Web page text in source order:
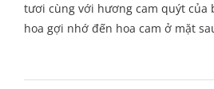
tươi cùng với hương cam quýt của
hoa gợi nhớ đến hoa cam ở mặt